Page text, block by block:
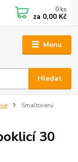
Menu
Hledat
0 ks
za 0,00 Kč
Smaltovaný
30